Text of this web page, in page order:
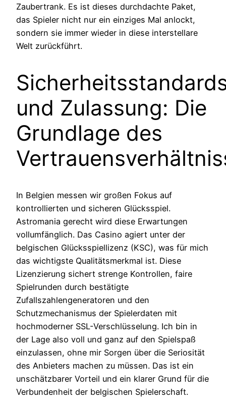
Zaubertrank. Es ist dieses durchdachte Paket,
das Spieler nicht nur ein einziges Mal anlockt,
sondern sie immer wieder in diese interstellare
Welt zurückführt.
und Zulassung: Die
Grundlage des
In Belgien messen wir großen Fokus auf
kontrollierten und sicheren Glücksspiel.
Astromania gerecht wird diese Erwartungen
vollumfänglich. Das Casino agiert unter der
belgischen Glücksspiellizenz (KSC), was für mich
das wichtigste Qualitätsmerkmal ist. Diese
Lizenzierung sichert strenge Kontrollen, faire
Spielrunden durch bestätigte
Zufallszahlengeneratoren und den
Schutzmechanismus der Spielerdaten mit
hochmoderner SSL-Verschlüsselung. Ich bin in
der Lage also voll und ganz auf den Spielspaß
einzulassen, ohne mir Sorgen über die Seriosität
des Anbieters machen zu müssen. Das ist ein
unschätzbarer Vorteil und ein klarer Grund für die
Verbundenheit der belgischen Spielerschaft.